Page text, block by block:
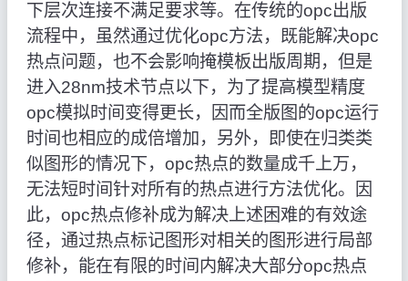
下层次连接不满足要求等。在传统的opc出版
流程中，虽然通过优化opc方法，既能解决opc
热点问题，也不会影响掩模板出版周期，但是
进入28nm技术节点以下，为了提高模型精度
opc模拟时间变得更长，因而全版图的opc运行
时间也相应的成倍增加，另外，即使在归类类
似图形的情况下，opc热点的数量成千上万，
无法短时间针对所有的热点进行方法优化。因
此，opc热点修补成为解决上述困难的有效途
径，通过热点标记图形对相关的图形进行局部
修补，能在有限的时间内解决大部分opc热点